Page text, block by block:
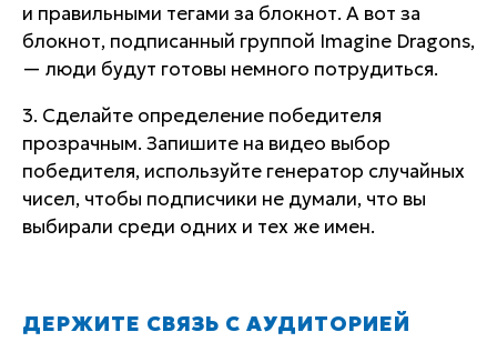
и правильными тегами за блокнот. А вот за
блокнот, подписанный группой Imagine Dragons,
— люди будут готовы немного потрудиться.
3. Сделайте определение победителя
прозрачным. Запишите на видео выбор
победителя, используйте генератор случайных
чисел, чтобы подписчики не думали, что вы
выбирали среди одних и тех же имен.
ДЕРЖИТЕ СВЯЗЬ С АУДИТОРИЕЙ